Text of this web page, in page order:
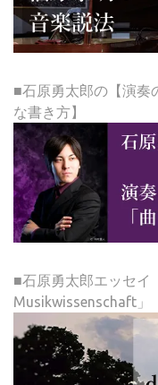
■石原勇太郎の【演奏
な書き方】
■石原勇太郎エッセイ
Musikwissenschaft」